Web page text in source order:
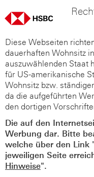
Diese Webseiten
dauerhaften Wohnsitz
auszuwählenden Staat
für US-amerikanische
Wohnsitz bzw.
da die aufgeführten
den dortigen
Die auf den
Werbung dar. Bitte
welche über den Link
jeweiligen Seite
Hinweise".